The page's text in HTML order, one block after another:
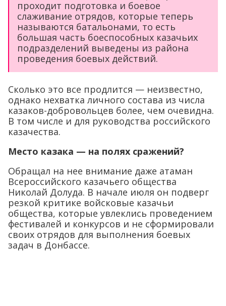
проходит подготовка и боевое
слаживание отрядов, которые теперь
называются батальонами, то есть
большая часть боеспособных казачьих
подразделений выведены из района
проведения боевых действий.
Сколько это все продлится — неизвестно,
однако нехватка личного состава из числа
казаков-добровольцев более, чем очевидна.
В том числе и для руководства российского
казачества.
Место казака — на полях сражений?
Обращал на нее внимание даже атаман
Всероссийского казачьего общества
Николай Долуда. В начале июля он подверг
резкой критике войсковые казачьи
общества, которые увлеклись проведением
фестивалей и конкурсов и не сформировали
своих отрядов для выполнения боевых
задач в Донбассе.